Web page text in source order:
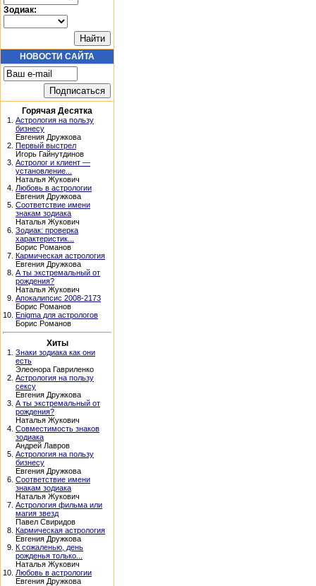
Зодиак:
НОВОСТИ САЙТА
Горячая Десятка
1. Астрология на пользу
бизнесу
Евгения Дружкова
2. Первый выстрел
Игорь Гайнутдинов
3. Астролог и клиент —
установление...
Наталья Жукович
4. Любовь в астрологии
Евгения Дружкова
5. Соответствие имени
знакам зодиака
Наталья Жукович
6. Зодиак: проверка
характеристик...
Борис Романов
7. Кармическая астрология
Евгения Дружкова
8. А ты экстремальный от
рождения?
Наталья Жукович
9. Апокалипсис 2008-2173
Борис Романов
10. Enigma для астрологов
Борис Романов
Хиты
1. Знаки зодиака как они
есть
Элеонора Гавриленко
2. Астрология на пользу
сексу
Евгения Дружкова
3. А ты экстремальный от
рождения?
Наталья Жукович
4. Совместимость знаков
зодиака
Андрей Лавров
5. Астрология на пользу
бизнесу
Евгения Дружкова
6. Соответствие имени
знакам зодиака
Наталья Жукович
7. Астрология фильма или
магия звезд
Павел Свиридов
8. Кармическая астрология
Евгения Дружкова
9. К сожаленью, день
рожденья только...
Наталья Жукович
10. Любовь в астрологии
Евгения Дружкова